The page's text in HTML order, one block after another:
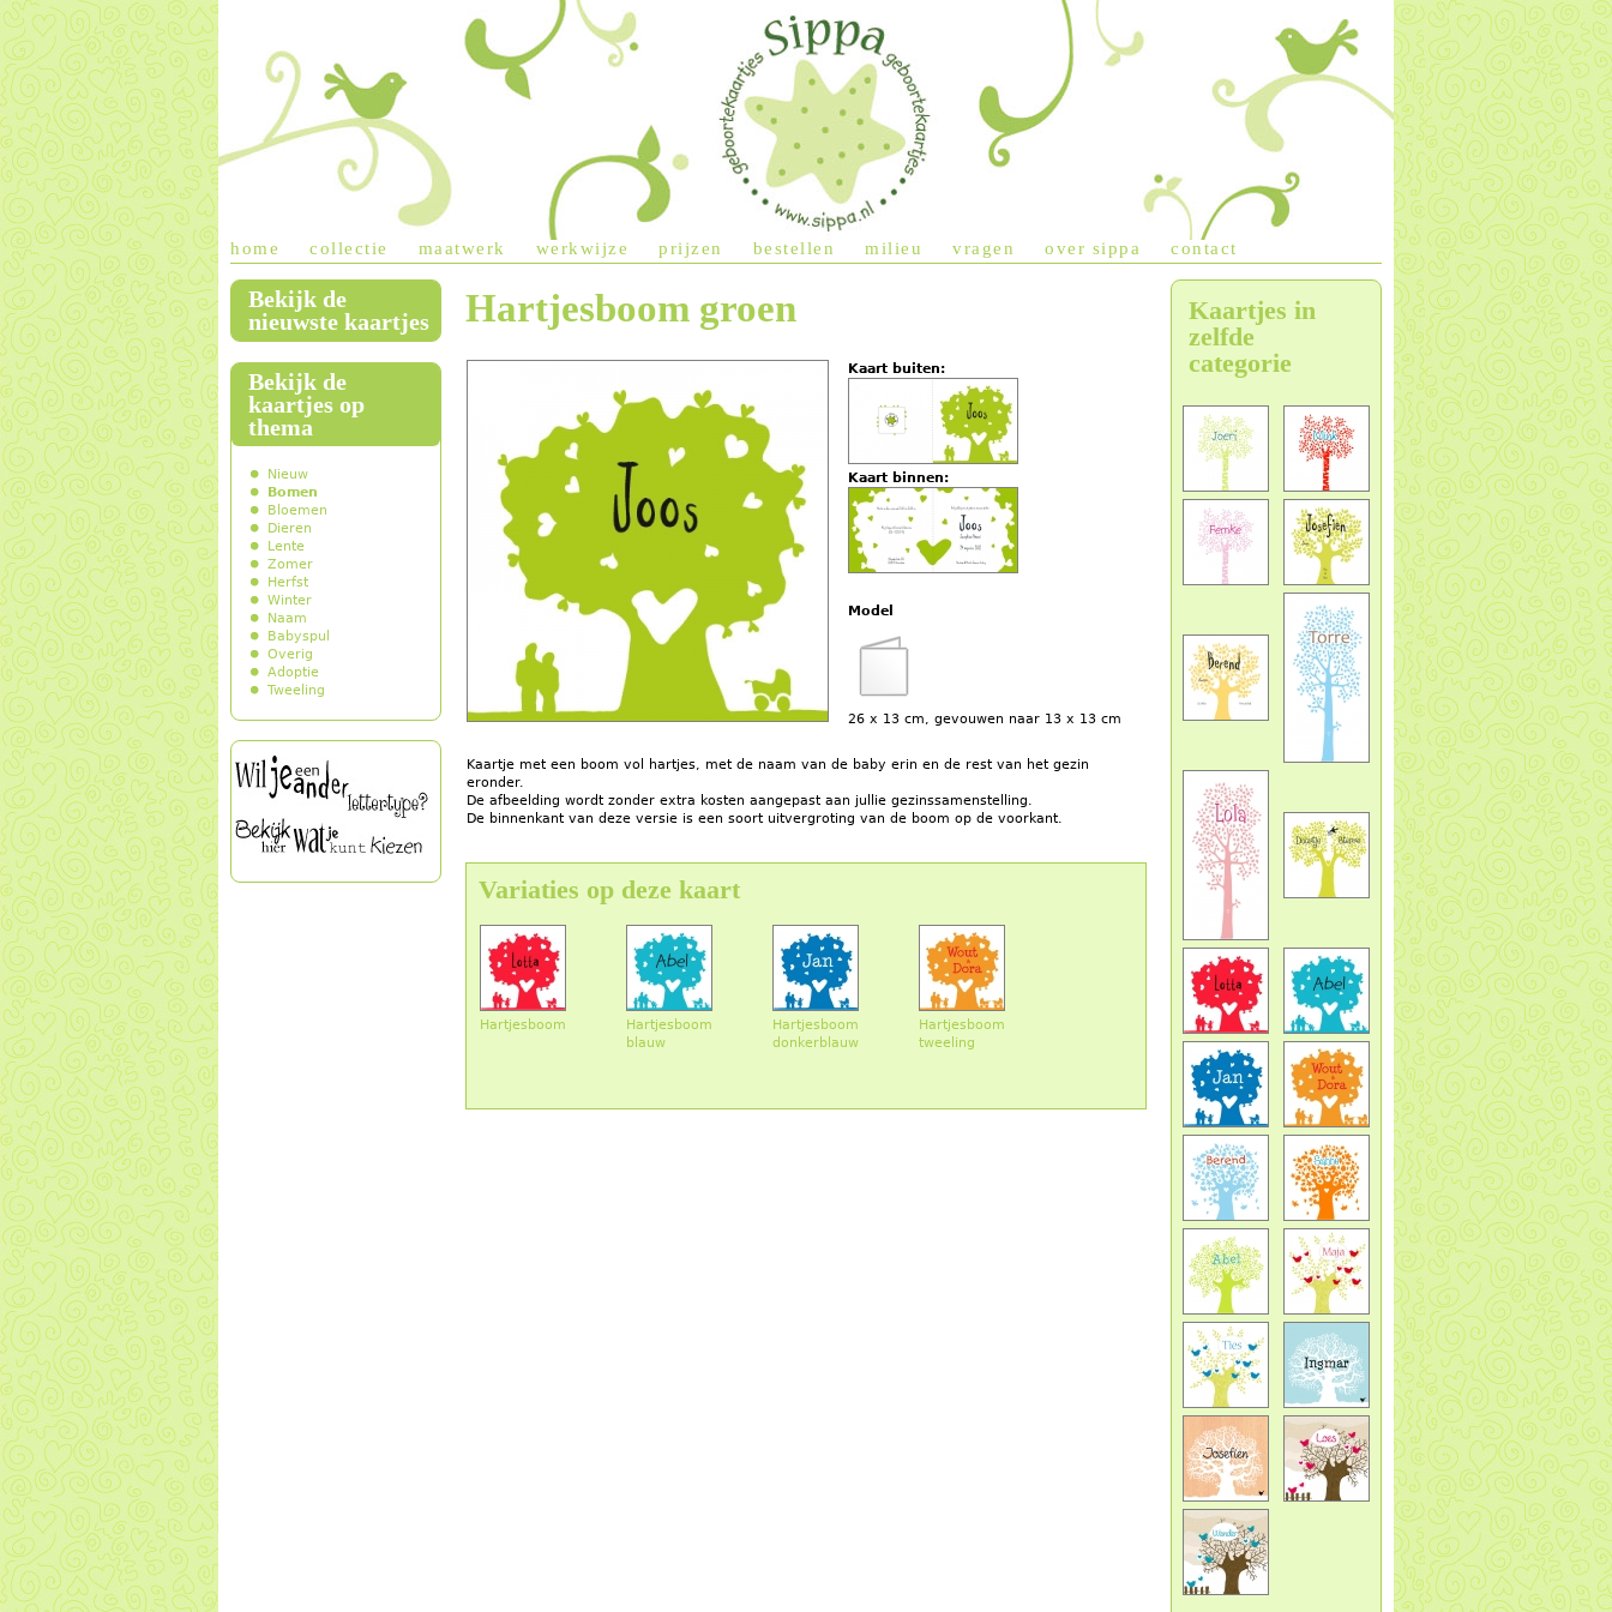
Hartjesboom groen
Kaart buiten:
Kaart binnen:
Model
26 x 13 cm, gevouwen naar 13 x 13 cm
Kaartje met een boom vol hartjes, met de naam van de baby erin en de rest van het gezin
eronder.
De afbeelding wordt zonder extra kosten aangepast aan jullie gezinssamenstelling.
De binnenkant van deze versie is een soort uitvergroting van de boom op de voorkant.
Variaties op deze kaart
Hartjesboom
Hartjesboom
blauw
Hartjesboom
donkerblauw
Hartjesboom
tweeling
main menu
home collectie maatwerk werkwijze prijzen bestellen milieu vragen over sippa contact
Bekijk de
nieuwste kaartjes
Bekijk de
kaartjes op
thema
Nieuw
Bomen
Bloemen
Dieren
Lente
Zomer
Herfst
Winter
Naam
Babyspul
Overig
Adoptie
Tweeling
Kaartjes in
zelfde
categorie